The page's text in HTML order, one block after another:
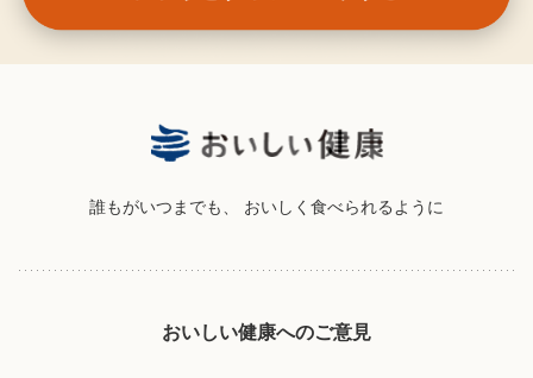
誰もがいつまでも、 おいしく食べられるように
おいしい健康へのご意見